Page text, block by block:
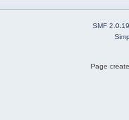
SMF 2.0.19
Page